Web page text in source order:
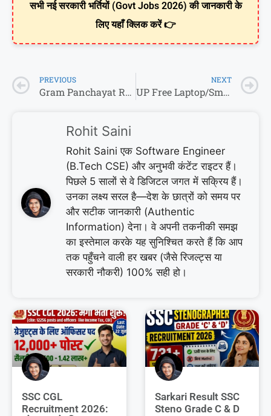
सभी नई सरकारी भर्तियों (Govt Jobs 2026) की जानकारी के
लिए यहाँ क्लिक करें 👉
PREVIOUS
Gram Panchayat Recruitment 2026: 25,000+ पदों पर बंपर भर्ती!
NEXT
UP Free Laptop/Smartphone Yojana 2026: 40 लाख छात्रों को मिलेगा फ्री टैबलेट-स्मार्टफोन! 📱 लिस्ट जारी
Rohit Saini
Rohit Saini एक Software Engineer
(B.Tech CSE) और अनुभवी कंटेंट राइटर हैं।
पिछले 5 सालों से वे डिजिटल जगत में सक्रिय हैं।
उनका लक्ष्य सरल है—देश के छात्रों को समय पर
और सटीक जानकारी (Authentic
Information) देना। वे अपनी तकनीकी समझ
का इस्तेमाल करके यह सुनिश्चित करते हैं कि आप
तक पहुँचने वाली हर खबर (जैसे रिजल्ट्स या
सरकारी नौकरी) 100% सही हो।
SSC CGL
Recruitment 2026:
Sarkari Result SSC
Steno Grade C & D